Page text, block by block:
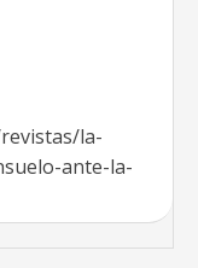
la-
ante-la-